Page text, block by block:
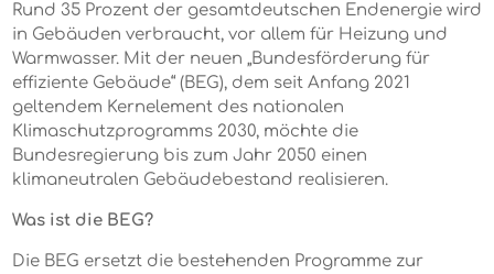
Rund 35 Prozent der gesamtdeutschen Endenergie wird
in Gebäuden verbraucht, vor allem für Heizung und
Warmwasser. Mit der neuen „Bundesförderung für
effiziente Gebäude“ (BEG), dem seit Anfang 2021
geltendem Kernelement des nationalen
Klimaschutzprogramms 2030, möchte die
Bundesregierung bis zum Jahr 2050 einen
klimaneutralen Gebäudebestand realisieren.
Was ist die BEG?
Die BEG ersetzt die bestehenden Programme zur